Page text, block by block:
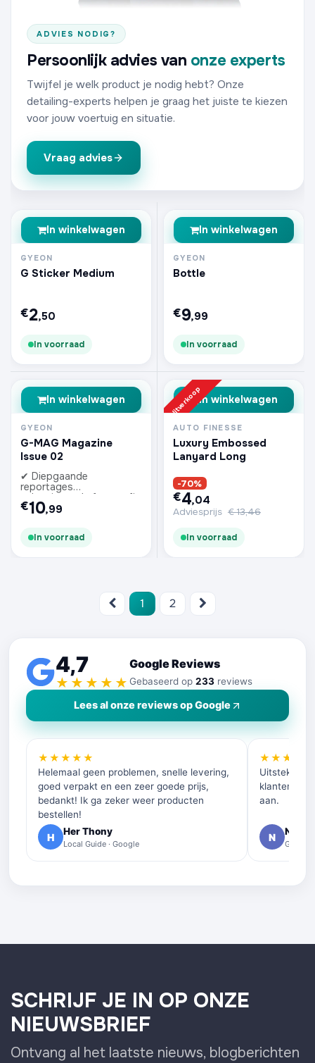
ADVIES NODIG?
Persoonlijk advies van onze experts
Twijfel je welk product je nodig hebt? Onze
detailing-experts helpen je graag het juiste te kiezen
voor jouw voertuig en situatie.
Vraag advies
In winkelwagen
GYEON
G Sticker Medium
€2,50
In voorraad
In winkelwagen
GYEON
Bottle
€9,99
In voorraad
In winkelwagen
GYEON
G-MAG Magazine
Issue 02
✔ Diepgaande
reportages
✔ Inspirerende fotografie
€10,99
In voorraad
UitverkoopIn winkelwagen
AUTO FINESSE
Luxury Embossed
Lanyard Long
-70%
€4,04
Adviesprijs €13,46
In voorraad
1 2
4,7
★★★★★
Google Reviews
Gebaseerd op 233 reviews
Lees al onze reviews op Google
★★★★★
Helemaal geen problemen, snelle levering,
goed verpakt en een zeer goede prijs,
bedankt! Ik ga zeker weer producten
bestellen!
H Her Thony
Local Guide · Google
★★★★★
aan.
N Nelly
Google
SCHRIJF JE IN OP ONZE
NIEUWSBRIEF
Ontvang al het laatste nieuws, blogberichten